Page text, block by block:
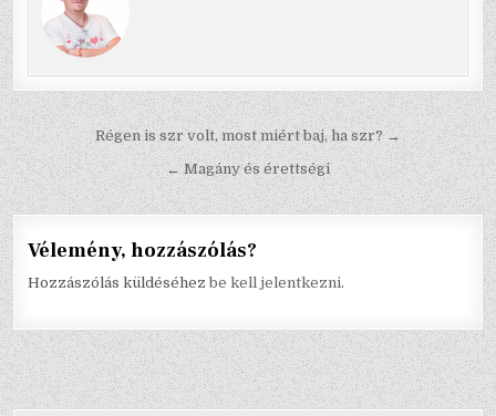
Bejegyzés
navigáció
Régen is szr volt, most miért baj, ha szr? →
← Magány és érettségi
Vélemény, hozzászólás?
Hozzászólás küldéséhezbe kell jelentkezni.